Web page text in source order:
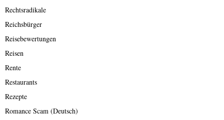
Rechtsradikale
Reichsbürger
Reisebewertungen
Reisen
Rente
Restaurants
Rezepte
Romance Scam (Deutsch)